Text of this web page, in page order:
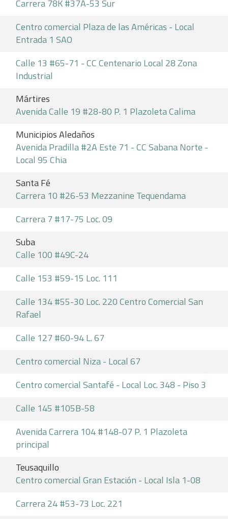
Carrera 78K #37A-53 Sur
Centro comercial Plaza de las Américas - Local
Entrada 1 SAO
Calle 13 #65-71 - CC Centenario Local 28 Zona
Industrial
Mártires
Avenida Calle 19 #28-80 P. 1 Plazoleta Calima
Municipios Aledaños
Avenida Pradilla #2A Este 71 - CC Sabana Norte -
Local 95 Chia
Santa Fé
Carrera 10 #26-53 Mezzanine Tequendama
Carrera 7 #17-75 Loc. 09
Suba
Calle 100 #49C-24
Calle 153 #59-15 Loc. 111
Calle 134 #55-30 Loc. 220 Centro Comercial San
Rafael
Calle 127 #60-94 L. 67
Centro comercial Niza - Local 67
Centro comercial Santafé - Local Loc. 348 - Piso 3
Calle 145 #105B-58
Avenida Carrera 104 #148-07 P. 1 Plazoleta
principal
Teusaquillo
Centro comercial Gran Estación - Local Isla 1-08
Carrera 24 #53-73 Loc. 221